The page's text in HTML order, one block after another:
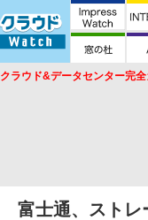
クラウド&データセンター完全
富士通、ストレ